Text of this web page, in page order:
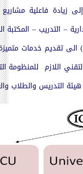
زيادة فاعلية
– التدريب – المكتبة
الى تقديم خدمات
اللازم للمنظومة
التدريس والطلاب